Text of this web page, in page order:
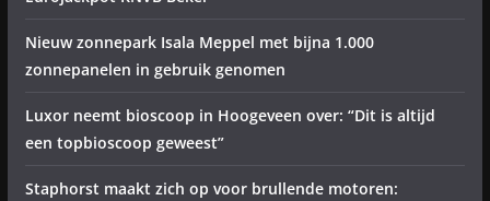
Nieuw zonnepark Isala Meppel met bijna 1.000
zonnepanelen in gebruik genomen
Luxor neemt bioscoop in Hoogeveen over: “Dit is altijd
een topbioscoop geweest”
Staphorst maakt zich op voor brullende motoren: